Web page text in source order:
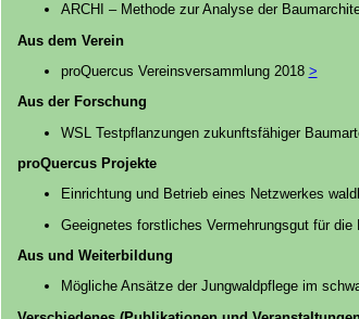
ARCHI – Methode zur Analyse der
Aus dem Verein
proQuercus Vereinsversammlung 2018 >
Aus der Forschung
WSL Testpflanzungen zukunftsfähiger
proQuercus Projekte
Einrichtung und Betrieb eines Netzwerkes
Geeignetes forstliches Vermehrungsgut für die
Aus und Weiterbildung
Mögliche Ansätze der Jungwaldpflege im